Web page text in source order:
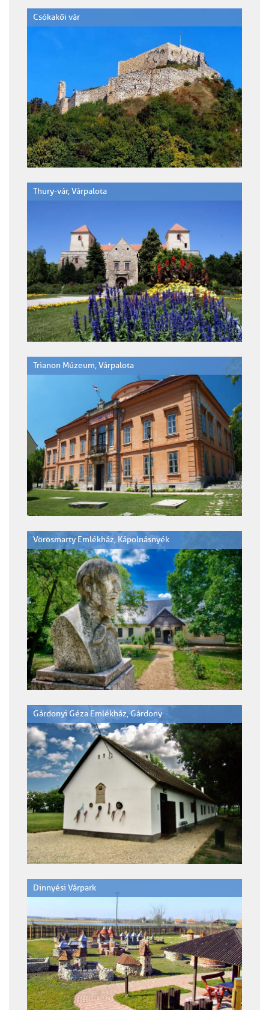
Csókakői vár
Thury-vár, Várpalota
Trianon Múzeum, Várpalota
Vörösmarty Emlékház, Kápolnásnyék
Gárdonyi Géza Emlékház, Gárdony
Dinnyési Várpark